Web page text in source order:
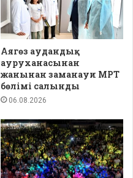
Аягөз аудандық
ауруханасынан
жанынан заманауи МРТ
бөлімі салынды
06.08.2026